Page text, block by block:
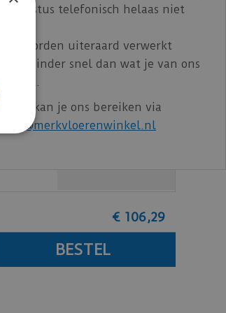
€ 106,29
augustus telefonisch helaas niet
worden uiteraard verwerkt
minder snel dan wat je van ons
bent.
kan je ons bereiken via
info@merkvloerenwinkel.nl